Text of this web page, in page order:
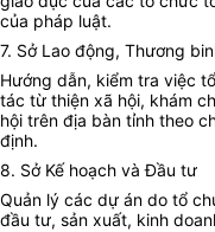
của pháp luật.
7. Sở Lao động, Thương
Hướng dẫn, kiểm tra việc
tác từ thiện xã hội, khám
hội trên địa bàn tỉnh theo
định.
8. Sở Kế hoạch và Đầu tư
Quản lý các dự án do tổ
đầu tư, sản xuất, kinh